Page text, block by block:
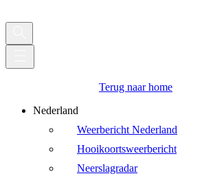
Terug naar home
Nederland
Weerbericht Nederland
Hooikoortsweerbericht
Neerslagradar